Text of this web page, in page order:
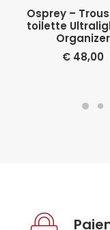
AJOUTER AU
Osprey –
toilette
Organizer
€48,00